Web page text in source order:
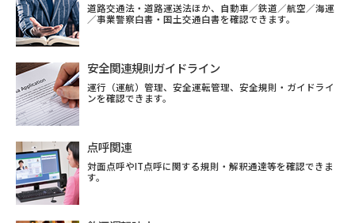
道路交通法・道路運送法ほか、自動車／鉄道／航空／海運
／事業警察白書・国土交通白書を確認できます。
安全関連規則ガイドライン
運行（運航）管理、安全運転管理、安全規則・ガイドライ
ンを確認できます。
点呼関連
対面点呼やIT点呼に関する規則・解釈通達等を確認できま
す。